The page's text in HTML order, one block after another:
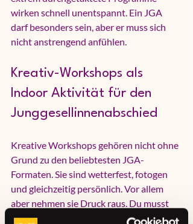
wirken schnell unentspannt. Ein JGA
darf besonders sein, aber er muss sich
nicht anstrengend anfühlen.
Kreativ-Workshops als
Indoor Aktivität für den
Junggesellinnenabschied
Kreative Workshops gehören nicht ohne
Grund zu den beliebtesten JGA-
Formaten. Sie sind wetterfest, fotogen
und gleichzeitig persönlich. Vor allem
aber nehmen sie Druck raus. Du musst
nichts können, niemand wird bewertet,